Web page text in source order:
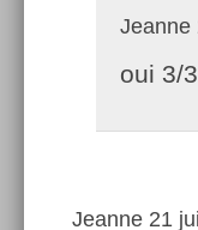
Jeanne
oui 3/3
Jeanne 21